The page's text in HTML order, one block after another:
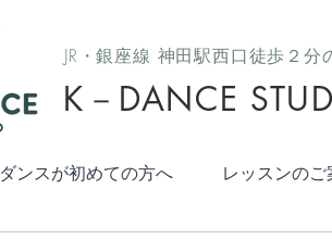
JR・銀座線 神田駅西口徒歩２分
K－DANCE
ダンスが初めての方へ レッスンのご